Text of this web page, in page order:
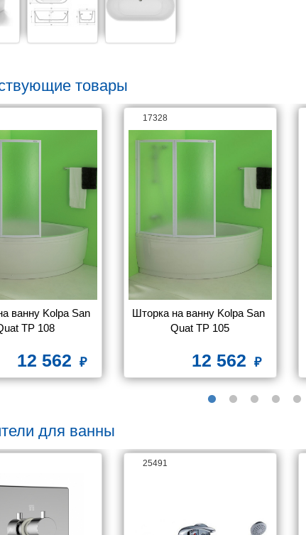
товары
ванну Kolpa San
TP 108
12 562
17328
Шторка на ванну Kolpa San
Quat TP 105
12 562
для ванны
25491